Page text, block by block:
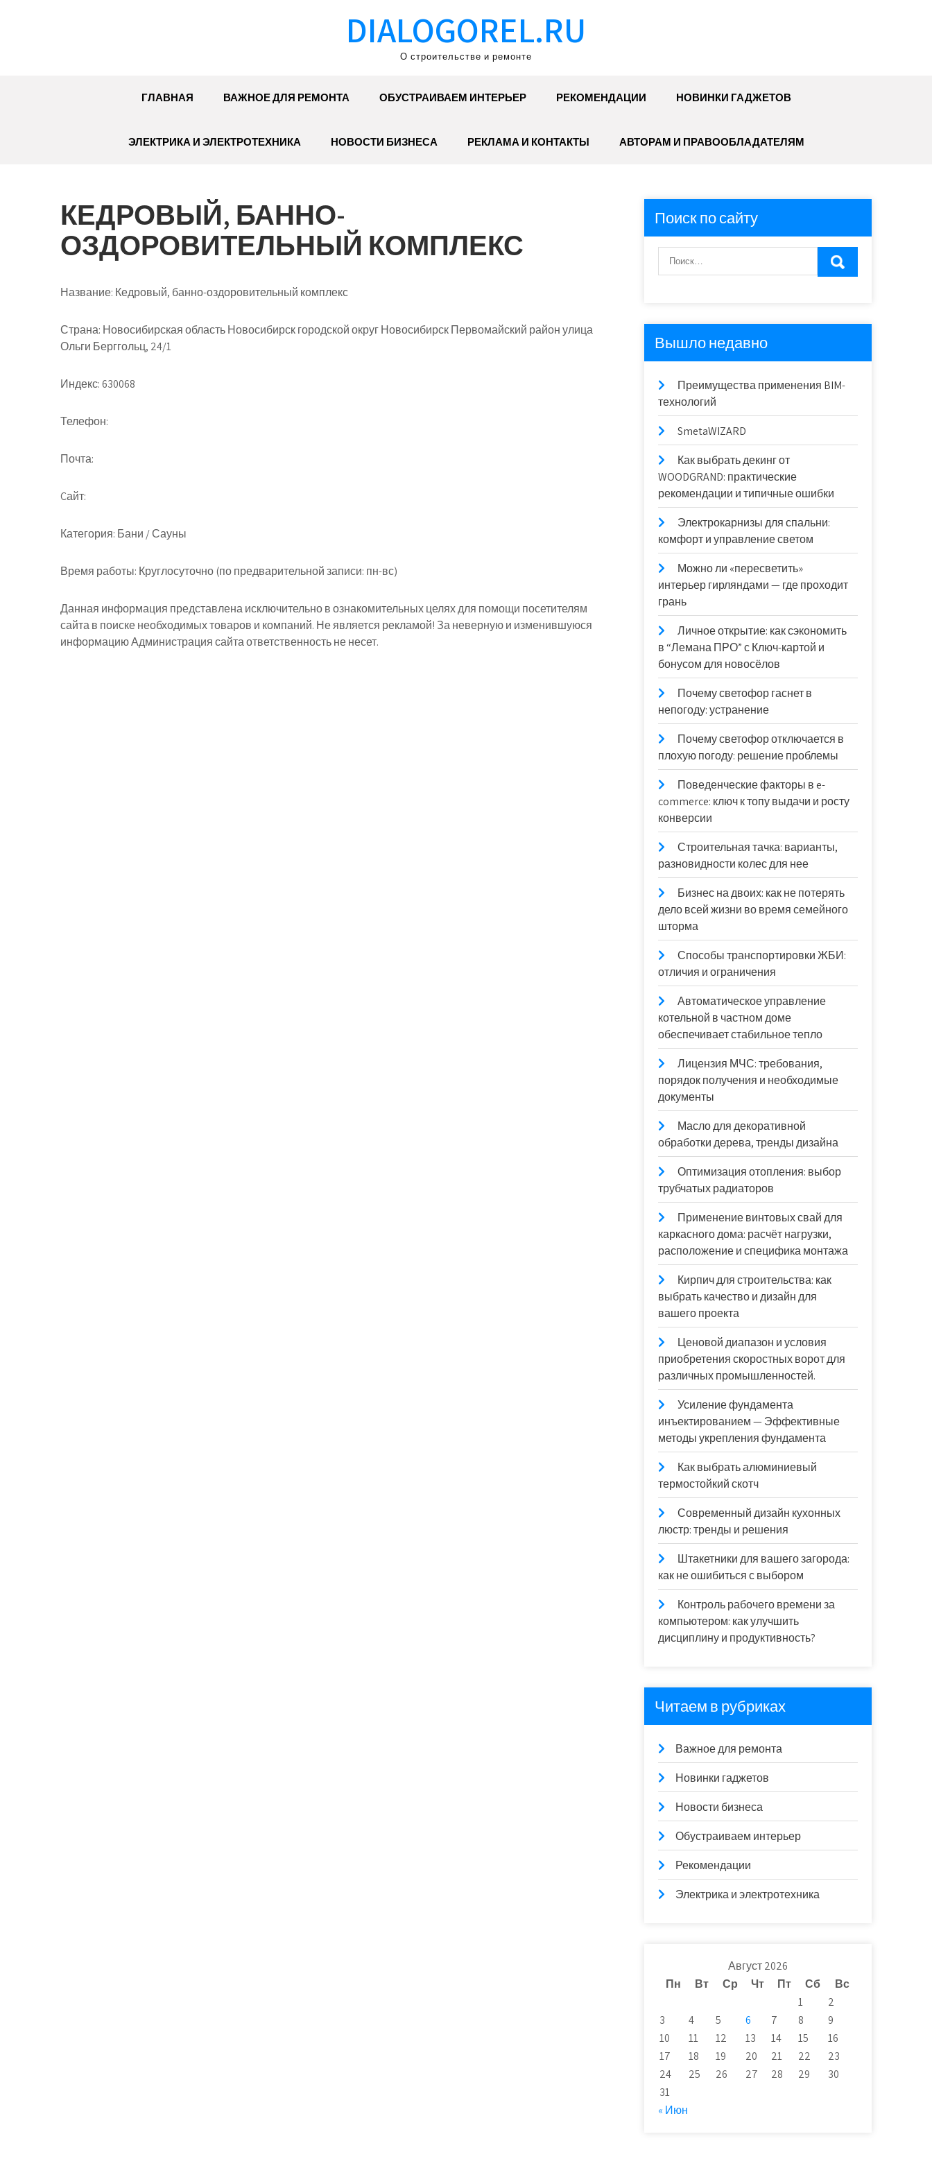
DIALOGOREL.RU
О строительстве и ремонте
ГЛАВНАЯ ВАЖНОЕ ДЛЯ РЕМОНТА ОБУСТРАИВАЕМ ИНТЕРЬЕР РЕКОМЕНДАЦИИ НОВИНКИ ГАДЖЕТОВ
ЭЛЕКТРИКА И ЭЛЕКТРОТЕХНИКА НОВОСТИ БИЗНЕСА РЕКЛАМА И КОНТАКТЫ АВТОРАМ И ПРАВООБЛАДАТЕЛЯМ
КЕДРОВЫЙ, БАННО-
ОЗДОРОВИТЕЛЬНЫЙ КОМПЛЕКС
Название: Кедровый, банно-оздоровительный комплекс
Страна: Новосибирская область Новосибирск городской округ Новосибирск Первомайский район улица
Ольги Берггольц, 24/1
Индекс:630068
Телефон:
Почта:
Cайт:
Категория: Бани / Сауны
Время работы: Круглосуточно (по предварительной записи: пн-вс)
Данная информация представлена исключительно в ознакомительных целях для помощи посетителям
сайта в поиске необходимых товаров и компаний. Не является рекламой! За неверную и изменившуюся
информацию Администрация сайта ответственность не несет.
Поиск по сайту
Вышло недавно
Преимущества применения BIM-
технологий
SmetaWIZARD
Как выбрать декинг от
WOODGRAND: практические
рекомендации и типичные ошибки
Электрокарнизы для спальни:
комфорт и управление светом
Можно ли «пересветить»
интерьер гирляндами — где проходит
грань
Личное открытие: как сэкономить
в “Лемана ПРО” с Ключ-картой и
бонусом для новосёлов
Почему светофор гаснет в
непогоду: устранение
Почему светофор отключается в
плохую погоду: решение проблемы
Поведенческие факторы в e-
commerce: ключ к топу выдачи и росту
конверсии
Строительная тачка: варианты,
разновидности колес для нее
Бизнес на двоих: как не потерять
дело всей жизни во время семейного
шторма
Способы транспортировки ЖБИ:
отличия и ограничения
Автоматическое управление
котельной в частном доме
обеспечивает стабильное тепло
Лицензия МЧС: требования,
порядок получения и необходимые
документы
Масло для декоративной
обработки дерева, тренды дизайна
Оптимизация отопления: выбор
трубчатых радиаторов
Применение винтовых свай для
каркасного дома: расчёт нагрузки,
расположение и специфика монтажа
Кирпич для строительства: как
выбрать качество и дизайн для
вашего проекта
Ценовой диапазон и условия
приобретения скоростных ворот для
различных промышленностей.
Усиление фундамента
инъектированием — Эффективные
методы укрепления фундамента
Как выбрать алюминиевый
термостойкий скотч
Современный дизайн кухонных
люстр: тренды и решения
Штакетники для вашего загорода:
как не ошибиться с выбором
Контроль рабочего времени за
компьютером: как улучшить
дисциплину и продуктивность?
Читаем в рубриках
Важное для ремонта
Новинки гаджетов
Новости бизнеса
Обустраиваем интерьер
Рекомендации
Электрика и электротехника
Август 2026
Пн
Вт Ср Чт Пт Сб
Вс
1
2
3
4 5 6 7 8
9
10
11 12 13 14 15
16
17
18 19 20 21 22
23
24
25 26 27 28 29
30
31
« Июн